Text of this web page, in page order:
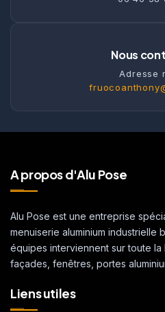
Nous
Adresse
A propos d'Alu Pose
Alu Pose est une entreprise
menuiserie aluminium industrielle
équipes interviennent sur toute la
façades, fenêtres, portes
Liens utiles